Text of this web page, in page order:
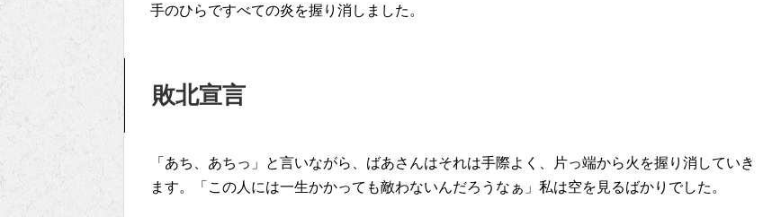
手のひらですべての炎を握り消しました。
敗北宣言
「あち、あちっ」と言いながら、ばあさんはそれは手際よく、片っ端から火を握り消していき
ます。「この人には一生かかっても敵わないんだろうなぁ」私は空を見るばかりでした。